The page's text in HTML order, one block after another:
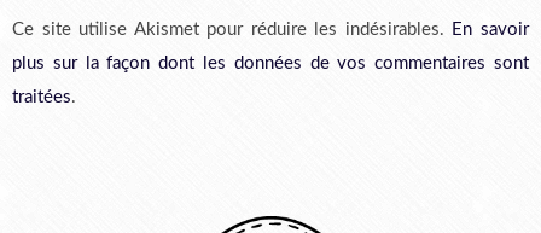
Ce site utilise Akismet pour réduire les indésirables. En savoir
plus sur la façon dont les données de vos commentaires sont
traitées.